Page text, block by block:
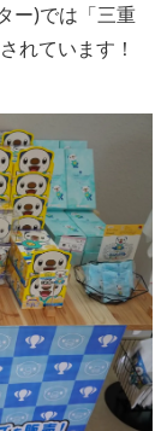
ー)では「三重
れています！